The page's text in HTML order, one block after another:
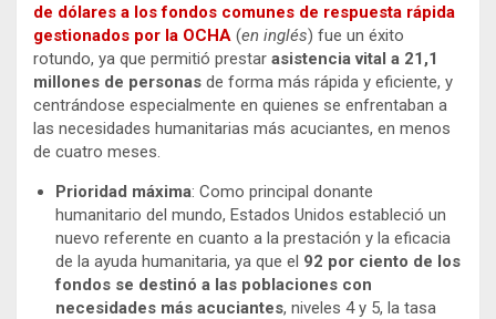
de dólares a los fondos comunes de respuesta rápida
gestionados por la OCHA (en inglés) fue un éxito
rotundo, ya que permitió prestar asistencia vital a 21,1
millones de personas de forma más rápida y eficiente, y
centrándose especialmente en quienes se enfrentaban a
las necesidades humanitarias más acuciantes, en menos
de cuatro meses.
Prioridad máxima: Como principal donante
humanitario del mundo, Estados Unidos estableció un
nuevo referente en cuanto a la prestación y la eficacia
de la ayuda humanitaria, ya que el 92 por ciento de los
fondos se destinó a las poblaciones con
necesidades más acuciantes, niveles 4 y 5, la tasa